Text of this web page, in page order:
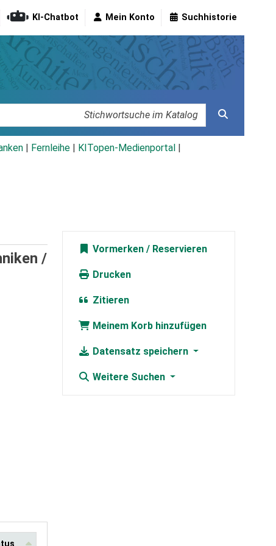
KI-Chatbot Mein Konto Suchhistorie
Fernleihe KITopen-Medienportal
/
Vormerken
Drucken
Zitieren
Meinem Korb hinzufügen
Datensatz speichern
Weitere Suchen